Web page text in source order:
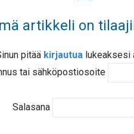
artikkeli on
pitää kirjautua lukeaksesi
tai sähköpostiosoite
Salasana